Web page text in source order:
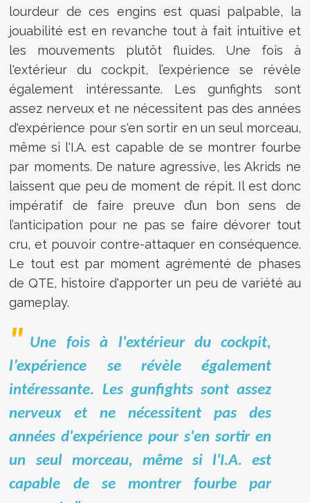
lourdeur de ces engins est quasi palpable, la
jouabilité est en revanche tout à fait intuitive et
les mouvements plutôt fluides. Une fois à
l'extérieur du cockpit, l’expérience se révèle
également intéressante. Les gunfights sont
assez nerveux et ne nécessitent pas des années
d'expérience pour s'en sortir en un seul morceau,
même si l'I.A. est capable de se montrer fourbe
par moments. De nature agressive, les Akrids ne
laissent que peu de moment de répit. Il est donc
impératif de faire preuve d’un bon sens de
l’anticipation pour ne pas se faire dévorer tout
cru, et pouvoir contre-attaquer en conséquence.
Le tout est par moment agrémenté de phases
de QTE, histoire d'apporter un peu de variété au
gameplay.
Une fois à l'extérieur du cockpit,
l’expérience se révèle également
intéressante. Les gunfights sont assez
nerveux et ne nécessitent pas des
années d'expérience pour s'en sortir en
un seul morceau, même si l'I.A. est
capable de se montrer fourbe par